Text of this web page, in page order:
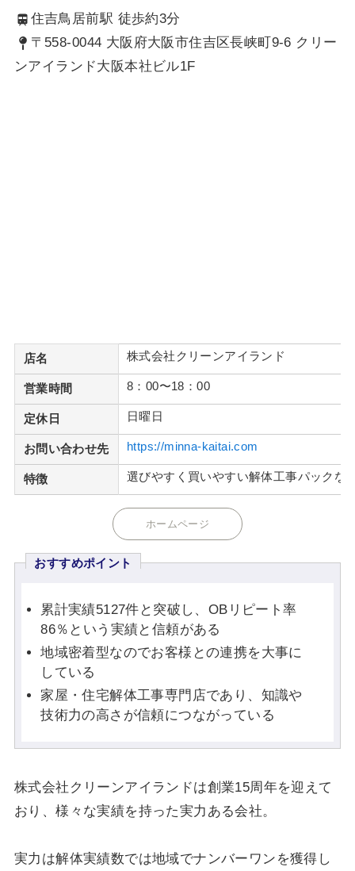
住吉鳥居前駅 徒歩約3分
〒558-0044 大阪府大阪市住吉区長峡町9-6 クリー
ンアイランド大阪本社ビル1F
店名 株式会社クリーンアイランド
営業時間 8：00〜18：00
定休日 日曜日
お問い合わせ先 https://minna-kaitai.com
特徴 選びやすく買いやすい解体工事パックな
ホームページ
おすすめポイント
累計実績5127件と突破し、OBリピート率
86％という実績と信頼がある
地域密着型なのでお客様との連携を大事に
している
家屋・住宅解体工事専門店であり、知識や
技術力の高さが信頼につながっている
株式会社クリーンアイランドは創業15周年を迎えて
おり、様々な実績を持った実力ある会社。
実力は解体実績数では地域でナンバーワンを獲得し